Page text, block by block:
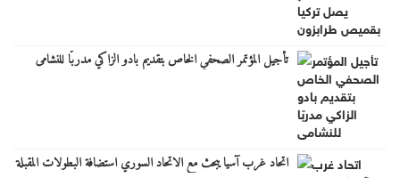
تأجيل المؤتمر الصحفي الخاص بتقديم بادو الزاكي مدربًا للنشامى
اتحاد غرب آسيا يبحث مع الاتحاد السوري استضافة البطولات المقبلة